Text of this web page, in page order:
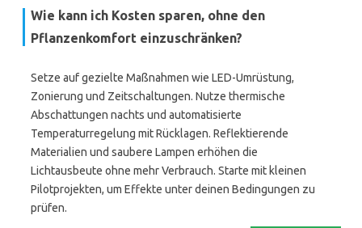
Wie kann ich Kosten sparen, ohne den
Pflanzenkomfort einzuschränken?
Setze auf gezielte Maßnahmen wie LED-Umrüstung,
Zonierung und Zeitschaltungen. Nutze thermische
Abschattungen nachts und automatisierte
Temperaturregelung mit Rücklagen. Reflektierende
Materialien und saubere Lampen erhöhen die
Lichtausbeute ohne mehr Verbrauch. Starte mit kleinen
Pilotprojekten, um Effekte unter deinen Bedingungen zu
prüfen.